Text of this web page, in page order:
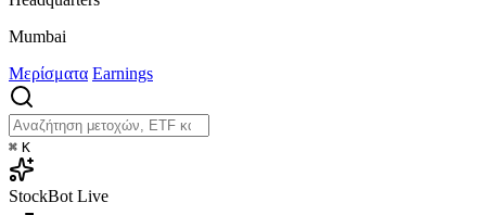
Mumbai
Μερίσματα Earnings
⌘ K
StockBot Live